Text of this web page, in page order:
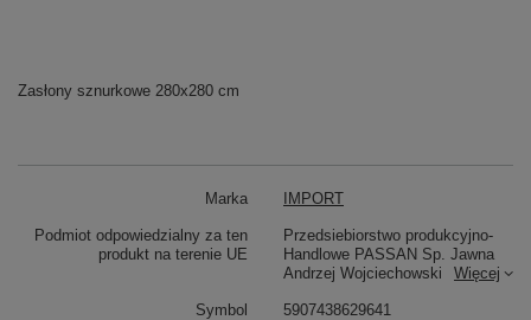
Zasłony sznurkowe 280x280 cm
Marka IMPORT
Podmiot odpowiedzialny za ten
produkt na terenie UE
Przedsiebiorstwo produkcyjno-
Handlowe PASSAN Sp. Jawna
Andrzej Wojciechowski
Więcej
Symbol 5907438629641